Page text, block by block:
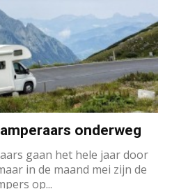
onderweg
gaan het hele jaar door
in de maand mei zijn de
op...